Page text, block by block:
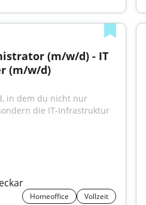
(m/w/d) - IT
(m/w/d)
in dem du nicht nur
die IT-Infrastruktur
Homeoffice Vollzeit